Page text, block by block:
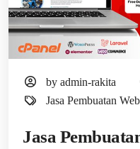
by admin-rakita
Jasa Pembuatan
Jasa